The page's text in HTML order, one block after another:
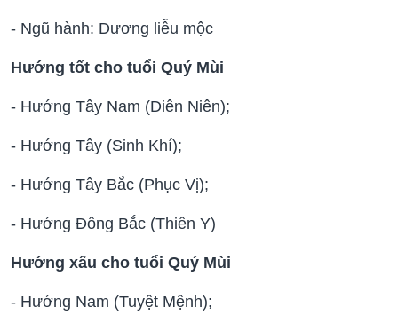
- Ngũ hành: Dương liễu mộc
Hướng tốt cho tuổi Quý Mùi
- Hướng Tây Nam (Diên Niên);
- Hướng Tây (Sinh Khí);
- Hướng Tây Bắc (Phục Vị);
- Hướng Đông Bắc (Thiên Y)
Hướng xấu cho tuổi Quý Mùi
- Hướng Nam (Tuyệt Mệnh);